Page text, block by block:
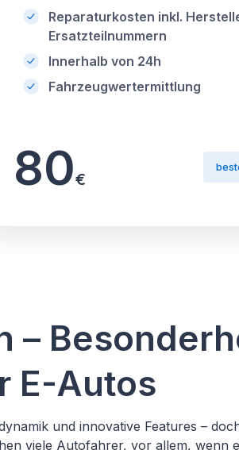
Reparaturkosten inkl.
Ersatzteilnummern
Innerhalb von 24h
Fahrzeugwertermittlung
80€
–
E-Autos
und innovative Features –
viele Autofahrer, vor allem, wenn